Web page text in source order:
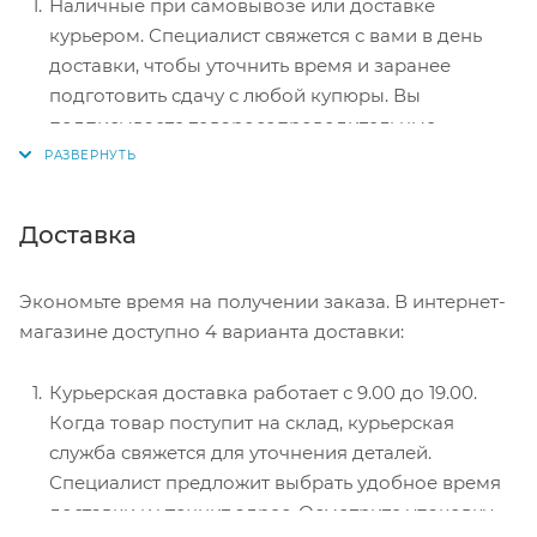
Наличные при самовывозе или доставке
курьером. Специалист свяжется с вами в день
доставки, чтобы уточнить время и заранее
подготовить сдачу с любой купюры. Вы
подписываете товаросопроводительные
документы, вносите денежные средства,
перенаправит вас на сервер системы ASSIST.
Здесь нужно ввести номер карты, срок действия
Электронные системы при онлайн-заказе:
PayPal, WebMoney и Яндекс.Деньги. Для
совершения покупки система перенаправит вас
на страницу платежного сервиса. Здесь
Доставка
Экономьте время на получении заказа. В интернет-
магазине доступно 4 варианта доставки:
Курьерская доставка работает с 9.00 до 19.00.
Когда товар поступит на склад, курьерская
служба свяжется для уточнения деталей.
Специалист предложит выбрать удобное время
доставки и уточнит адрес. Осмотрите упаковку